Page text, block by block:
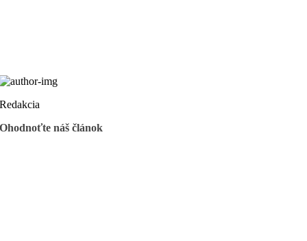
Redakcia
Ohodnoťte náš článok